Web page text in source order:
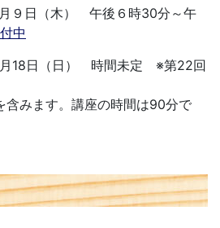
９日（木） 午後６時30分～午
中
18日（日） 時間未定 ※第22回
みます。講座の時間は90分で